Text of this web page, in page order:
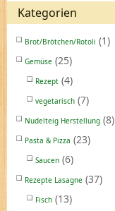
Kategorien
Brot/Brötchen/Rotoli (1)
Gemüse (25)
Rezept (4)
vegetarisch (7)
Nudelteig Herstellung (8)
Pasta & Pizza (23)
Saucen (6)
Rezepte Lasagne (37)
Fisch (13)